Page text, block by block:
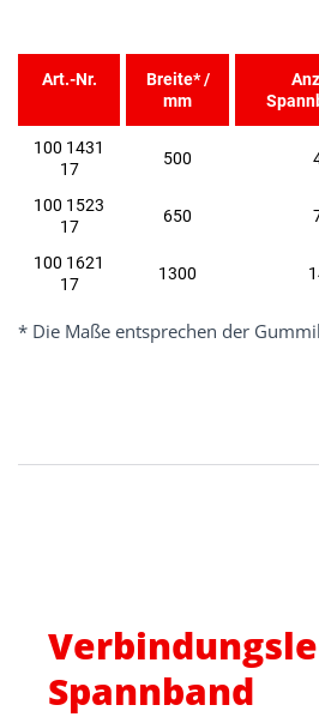
Art.-Nr.
Breite* /
mm
100 1431
17
500
100 1523
17
650
100 1621
17
1300
* Die Maße entsprechen der
Spannband